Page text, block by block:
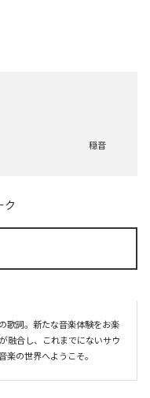
穏音
ク
歌詞。新たな音楽体験をお楽
融合し、これまでにないサウ
楽の世界へようこそ。